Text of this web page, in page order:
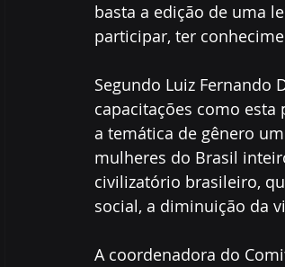
basta a edição de uma
participar, ter
Segundo Luiz Fernando
capacitações como
a temática de gênero
mulheres do Brasil
civilizatório brasileiro,
social, a diminuição da
A coordenadora do